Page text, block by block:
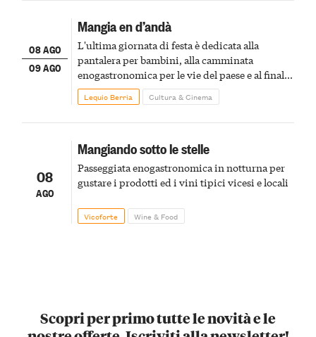
08 AGO
09 AGO
Mangia en d’andà
L'ultima giornata di festa è dedicata alla
pantalera per bambini, alla camminata
enogastronomica per le vie del paese e al finale
pirotecnico
Lequio Berria Cultura & Cinema
08
AGO
Mangiando sotto le stelle
Passeggiata enogastronomica in notturna per
gustare i prodotti ed i vini tipici vicesi e locali
Vicoforte Wine & Food
Scopri per primo tutte le novità e le